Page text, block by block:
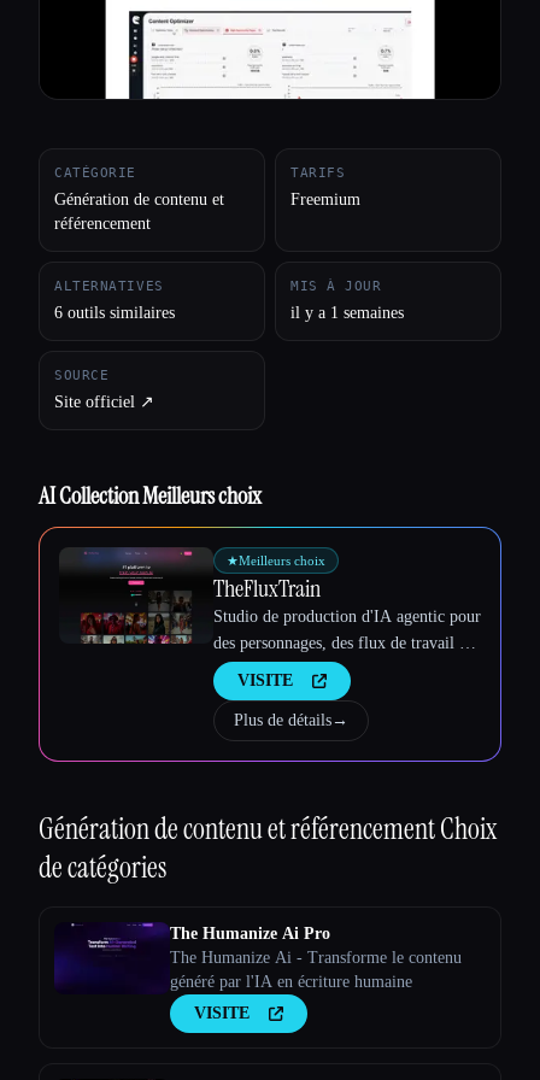
CATÉGORIE
Génération de contenu et
référencement
TARIFS
Freemium
ALTERNATIVES
6 outils similaires
MIS À JOUR
il y a 1 semaines
SOURCE
Site officiel ↗︎
AI Collection Meilleurs choix
★Meilleurs choix
TheFluxTrain
Studio de production d'IA agentic pour
des personnages, des flux de travail et
des vidéos cohérents
VISITE
Plus de détails→
Génération de contenu et référencementChoix
de catégories
The Humanize Ai Pro
The Humanize Ai - Transforme le contenu
généré par l'IA en écriture humaine
VISITE